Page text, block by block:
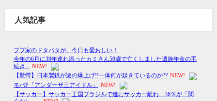
人気記事